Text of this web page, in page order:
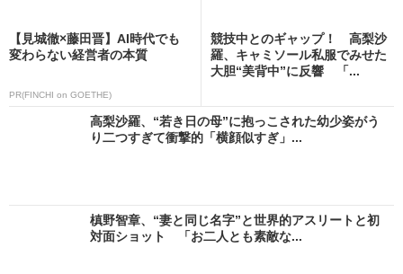
【見城徹×藤田晋】AI時代でも
変わらない経営者の本質
PR(FINCHI on GOETHE)
競技中とのギャップ！ 高梨沙
羅、キャミソール私服でみせた
大胆“美背中”に反響 「...
高梨沙羅、“若き日の母”に抱っこされた幼少姿がう
り二つすぎて衝撃的「横顔似すぎ」...
槙野智章、“妻と同じ名字”と世界的アスリートと初
対面ショット 「お二人とも素敵な...